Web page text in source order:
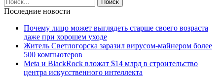
Последние новости
Почему лицо может выглядеть старше своего возраста
даже при хорошем уходе
Житель Светлогорска заразил вирусом-майнером более
500 компьютеров
Meta и BlackRock вложат $14 млрд в строительство
центра искусственного интеллекта